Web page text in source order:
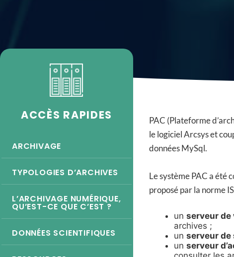
ACCÈS RAPIDES
ARCHIVAGE
TYPOLOGIES D’ARCHIVES
L’ARCHIVAGE NUMÉRIQUE,
QU’EST-CE QUE C’EST ?
DONNÉES SCIENTIFIQUES
PAC (Plateforme
le logiciel Arcsys et
données MySql.
Le système PAC a été
proposé par la norme
un serveur de
archives ;
un serveur de
un serveur